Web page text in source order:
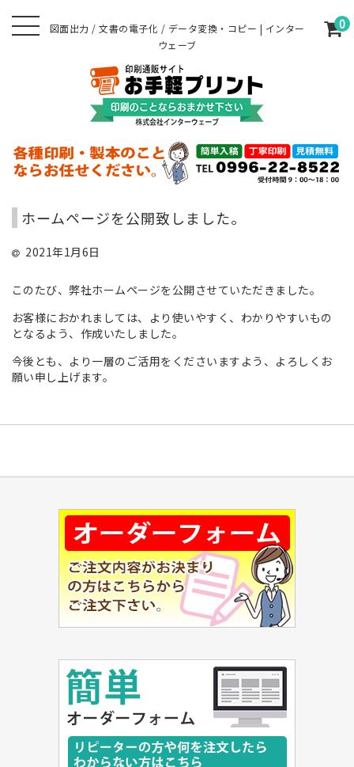
図面出力 / 文書の電子化 / データ変換・コピー | インター
ウェーブ
0
ホームページを公開致しました。
2021年1月6日
このたび、弊社ホームページを公開させていただきました。
お客様におかれましては、より使いやすく、わかりやすいもの
となるよう、作成いたしました。
今後とも、より一層のご活用をくださいますよう、よろしくお
願い申し上げます。